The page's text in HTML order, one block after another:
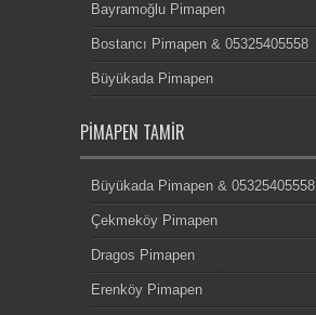
Bayramoğlu Pimapen
Bostancı Pimapen & 05325405558
Büyükada Pimapen
PIMAPEN TAMIR
Büyükada Pimapen & 05325405558
Çekmeköy Pimapen
Dragos Pimapen
Erenköy Pimapen